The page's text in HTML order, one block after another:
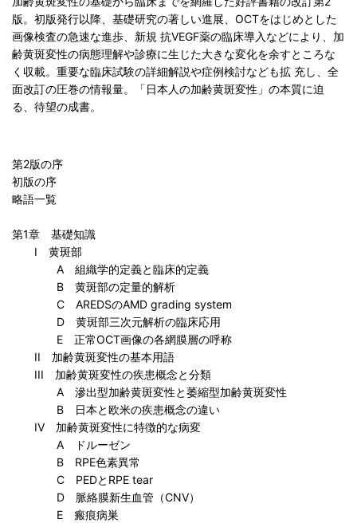
版。初版発行以降、基礎研究の著しい進展、OCTをはじめとした
画像検査の急速な進歩、新規 抗VEGF薬の臨床導入などにより、加
齢黄斑変性の病態理解や診療に生じた大きな変化を余すところな
く収載。重要な臨床試験の詳細解説や症例検討なども拡 充し、全
面改訂の圧巻の情報量。「日本人の加齢黄斑変性」の本質に迫
る、待望の成書。
第2版の序
初版の序
略語一覧
第1章 基礎知識
I 黄斑部
A 組織学的定義と臨床的定義
B 黄斑部の定量的解析
C AREDSのAMD grading system
D 黄斑部三次元解析の臨床応用
E 正常OCT画像の各網膜層の呼称
II 加齢黄斑変性の基本用語
III 加齢黄斑変性の疾患概念と分類
A 滲出型加齢黄斑変性と萎縮型加齢黄斑変性
B 日本と欧米の疾患概念の違い
IV 加齢黄斑変性に特徴的な病変
A ドルーゼン
B RPE色素異常
C PEDとRPE tear
D 脈絡膜新生血管（CNV）
E 瘢痕病巣